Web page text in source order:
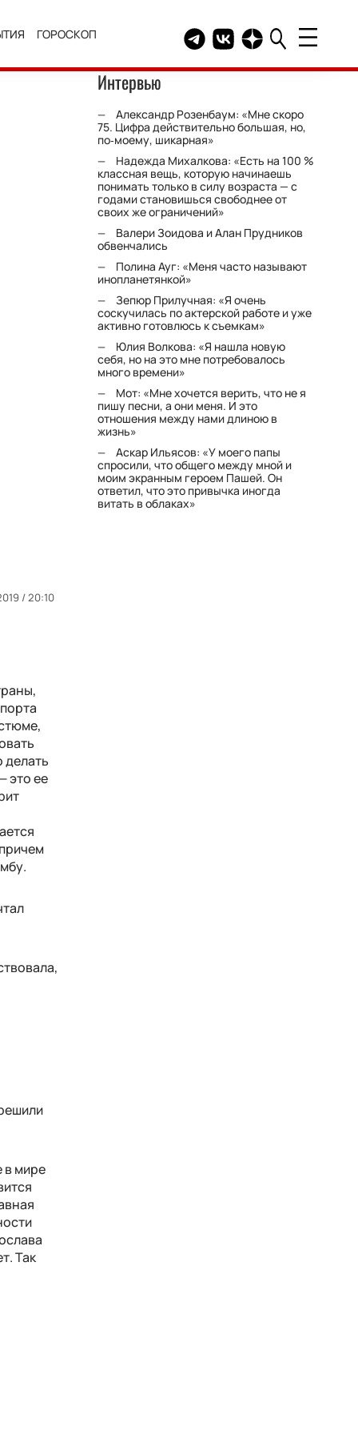
ГОРОСКОП Telegram канал HELLO
Группа HELLO
Канал HELLO в
/ 20:10
это ее
в мире
Так
Интервью
Александр Розенбаум: «Мне скоро
75. Цифра действительно большая, но,
по‑моему, шикарная»
Надежда Михалкова: «Есть на 100 %
классная вещь, которую начинаешь
понимать только в силу возраста — с
годами становишься свободнее от
своих же ограничений»
Валери Зоидова и Алан Прудников
обвенчались
Полина Ауг: «Меня часто называют
инопланетянкой»
Зепюр Прилучная: «Я очень
соскучилась по актерской работе и уже
активно готовлюсь к съемкам»
Юлия Волкова: «Я нашла новую
себя, но на это мне потребовалось
много времени»
Мот: «Мне хочется верить, что не я
пишу песни, а они меня. И это
отношения между нами длиною в
жизнь»
Аскар Ильясов: «У моего папы
спросили, что общего между мной и
моим экранным героем Пашей. Он
ответил, что это привычка иногда
витать в облаках»